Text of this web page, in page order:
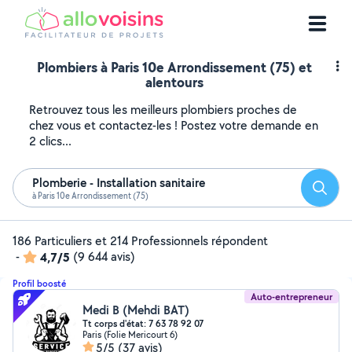
Plombiers à Paris 10e Arrondissement (75) et
alentours
Retrouvez tous les meilleurs plombiers proches de
chez vous et contactez-les ! Postez votre demande en
2 clics...
Plomberie - Installation sanitaire
à Paris 10e Arrondissement (75)
186 Particuliers et 214 Professionnels répondent
-
4,7/5 (9 644 avis)
Profil boosté
Auto-entrepreneur
Medi B (Mehdi BAT)
Tt corps d'état: 7 63 78 92 07
Paris (Folie Mericourt 6)
5/5 (37 avis)